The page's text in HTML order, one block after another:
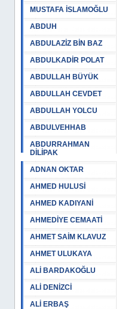
MUSTAFA İSLAMOĞLU
ABDUH
ABDULAZİZ BİN BAZ
ABDULKADİR POLAT
ABDULLAH BÜYÜK
ABDULLAH CEVDET
ABDULLAH YOLCU
ABDULVEHHAB
ABDURRAHMAN
DİLİPAK
ADNAN OKTAR
AHMED HULUSİ
AHMED KADIYANİ
AHMEDİYE CEMAATİ
AHMET SAİM KLAVUZ
AHMET ULUKAYA
ALİ BARDAKOĞLU
ALİ DENİZCİ
ALİ ERBAŞ